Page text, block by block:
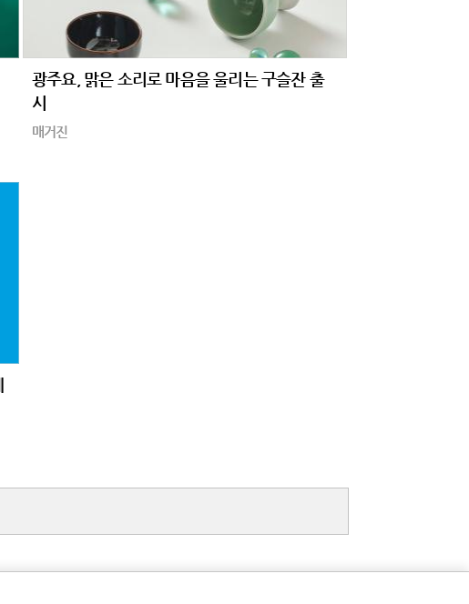
광주요, 맑은 소리로 마음을 울리는 구슬잔 출
시
매거진